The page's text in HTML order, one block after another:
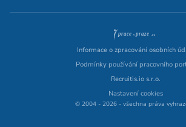
Informace o zpracování osobních
Podmínky používání pracovního
Recruitis.io s.r.o.
Nastavení cookies
© 2004 - 2026 - všechna práva